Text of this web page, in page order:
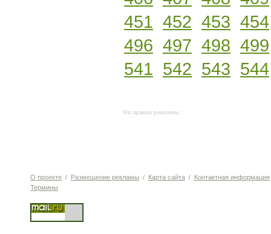
451 452 453 454
496 497 498 499
541 542 543 544
На правах рекламы:
О проекте / Размещение рекламы / Карта сайта / Контактная информация
Термины